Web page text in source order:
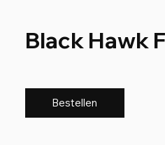
Black Hawk
Bestellen